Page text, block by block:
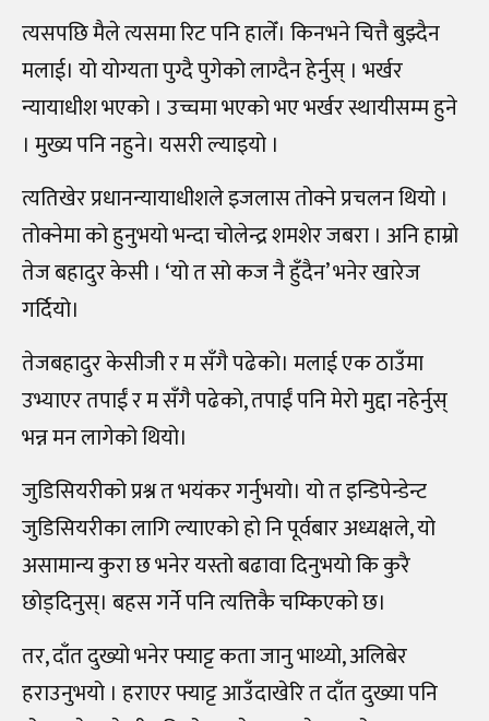
त्यसपछि मैले त्यसमा रिट पनि हालेँ। किनभने चित्तै बुझ्दैन
मलाई। यो योग्यता पुग्दै पुगेको लाग्दैन हेर्नुस् । भर्खर
न्यायाधीश भएको । उच्चमा भएको भए भर्खर स्थायीसम्म हुने
। मुख्य पनि नहुने। यसरी ल्याइयो ।
त्यतिखेर प्रधानन्यायाधीशले इजलास तोक्ने प्रचलन थियो ।
तोक्नेमा को हुनुभयो भन्दा चोलेन्द्र शमशेर जबरा । अनि हाम्रो
तेज बहादुर केसी । ‘यो त सो कज नै हुँदैन’ भनेर खारेज
गर्दियो।
तेजबहादुर केसीजी र म सँगै पढेको। मलाई एक ठाउँमा
उभ्याएर तपाईं र म सँगै पढेको, तपाईं पनि मेरो मुद्दा नहेर्नुस्
भन्न मन लागेको थियो।
जुडिसियरीको प्रश्न त भयंकर गर्नुभयो। यो त इन्डिपेन्डेन्ट
जुडिसियरीका लागि ल्याएको हो नि पूर्वबार अध्यक्षले, यो
असामान्य कुरा छ भनेर यस्तो बढावा दिनुभयो कि कुरै
छोड्दिनुस्। बहस गर्ने पनि त्यत्तिकै चम्किएको छ।
तर, दाँत दुख्यो भनेर फ्याट्ट कता जानु भाथ्यो, अलिबेर
हराउनुभयो । हराएर फ्याट्ट आउँदाखेरि त दाँत दुख्या पनि